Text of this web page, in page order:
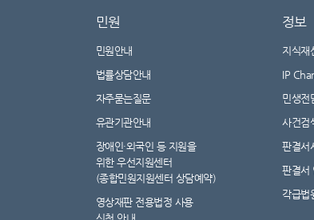
민원
민원안내
법률상담안내
자주묻는질문
유관기관안내
장애인·외국인 등 지원을
위한 우선지원센터
(종합민원지원센터 상담예약)
영상재판 전용법정 사용
정보
지식재
IP
민생전
사건검
판결서
판결서
각급법